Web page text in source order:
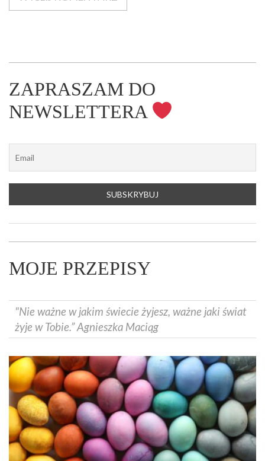
ZAPRASZAM DO
NEWSLETTERA
MOJE PRZEPISY
"Nie ważne w jakim świecie żyjesz, ważne jaki świat
żyje w Tobie.” Agnieszka Maciąg